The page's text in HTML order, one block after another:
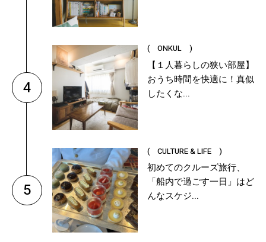
4
( ONKUL )
【１人暮らしの狭い部屋】
おうち時間を快適に！真似
したくな...
5
( CULTURE & LIFE )
初めてのクルーズ旅行、
「船内で過ごす一日」はど
んなスケジ...